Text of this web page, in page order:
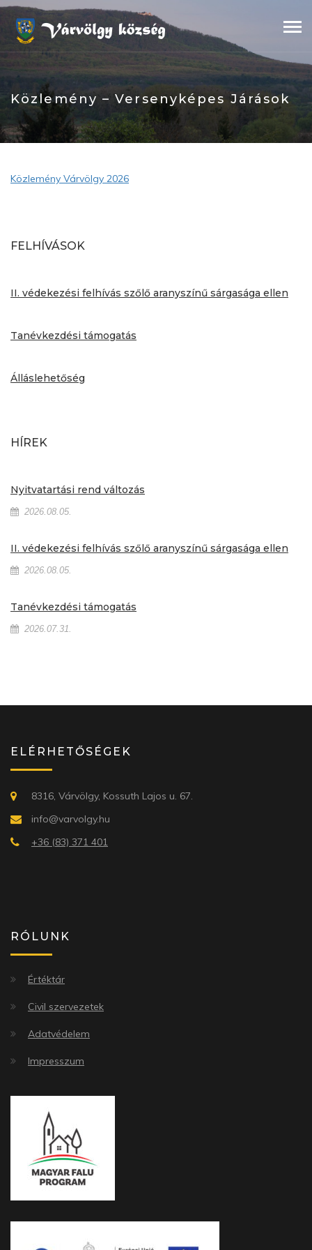
Skip
content
Közlemény – Versenyképes Járások
Közlemény Várvölgy 2026
FELHÍVÁSOK
II. védekezési felhívás szőlő aranyszínű sárgasága ellen
Tanévkezdési támogatás
Álláslehetőség
HÍREK
Nyitvatartási rend változás
2026.08.05.
II. védekezési felhívás szőlő aranyszínű sárgasága ellen
2026.08.05.
Tanévkezdési támogatás
2026.07.31.
ELÉRHETŐSÉGEK
8316, Várvölgy, Kossuth Lajos u. 67.
info@varvolgy.hu
+36 (83) 371 401
RÓLUNK
Értéktár
Civil szervezetek
Adatvédelem
Impresszum